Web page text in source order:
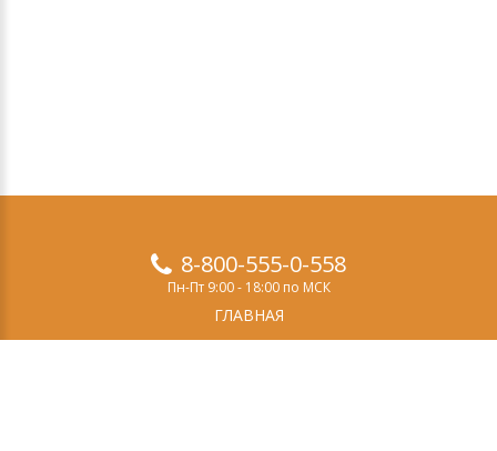
8-800-555-0-558
Пн-Пт 9:00 - 18:00 по МСК
ГЛАВНАЯ